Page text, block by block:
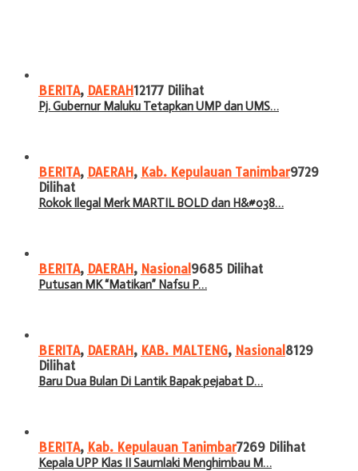
BERITA, DAERAH12177 Dilihat
Pj. Gubernur Maluku Tetapkan UMP dan UMS…
BERITA, DAERAH, Kab. Kepulauan Tanimbar9729
Dilihat
Rokok Ilegal Merk MARTIL BOLD dan H&#038…
BERITA, DAERAH, Nasional 9685 Dilihat
Putusan MK “Matikan” Nafsu P…
BERITA, DAERAH, KAB. MALTENG, Nasional 8129
Dilihat
Baru Dua Bulan Di Lantik Bapak pejabat D…
BERITA, Kab. Kepulauan Tanimbar7269 Dilihat
Kepala UPP Klas II Saumlaki Menghimbau M…